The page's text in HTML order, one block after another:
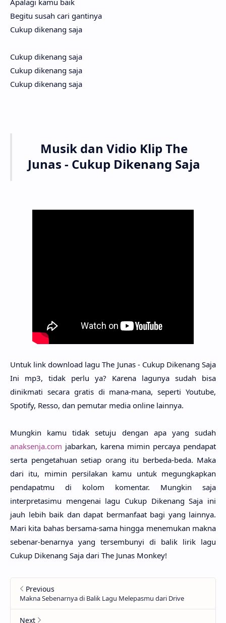
Begitu susah cari gantinya
Cukup dikenang saja
Cukup dikenang saja
Cukup dikenang saja
Cukup dikenang saja
Musik dan Vidio Klip The
Junas - Cukup Dikenang Saja
Untuk link downlo­ad lagu The Junas - Cukup Dike­nang Saja
Ini mp3, tidak perlu ya? Kare­na lagu­nya sudah bisa
dinikma­ti seca­ra gra­tis di mana-mana, seper­ti Youtu­be,
Spo­tify, Resso, dan pemu­tar media onli­ne lain­nya.
Mung­kin kamu tidak setu­ju dengan apa yang sudah
anaksenja.com jabar­kan, kare­na mimin perca­ya penda­pat
serta pengetahu­an seti­ap orang itu berbe­da-beda. Maka
dari itu, mimin persila­kan kamu untuk megungkap­kan
pendapat­mu di kolom komen­tar. Mung­kin saja
interpretasi­mu menge­nai lagu Cukup Dike­nang Saja ini
jauh lebih baik dan dapat bermanfa­at bagi yang lain­nya.
Mari kita bahas bersa­ma-sama hing­ga menemu­kan makna
sebe­nar-benar­nya yang tersembu­nyi di balik lirik lagu
Cukup Dike­nang Saja dari The Junas Mon­key!